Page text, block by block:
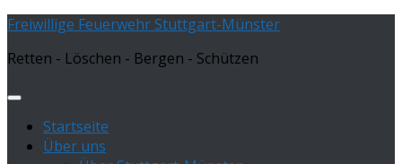
Zum
springen
Freiwillige Feuerwehr Stuttgart-Münster
Retten - Löschen - Bergen - Schützen
Startseite
Über uns